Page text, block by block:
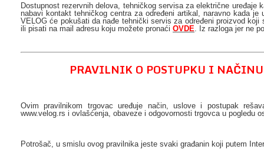
Dostupnost rezervnih delova, tehničkog servisa za električne
nabavi kontakt tehničkog centra za određeni artikal, naravno kada
VELOG će pokušati da nađe tehnički servis za određeni proizvod
ili pisati na mail adresu koju možete pronaći OVDE. Iz razloga jer ne
PRAVILNIK O POSTUPKU I
Ovim pravilnikom trgovac uređuje način, uslove i postupak
www.velog.rs i ovlašćenja, obaveze i odgovornosti trgovca u pogledu
Potrošač, u smislu ovog pravilnika jeste svaki građanin koji putem